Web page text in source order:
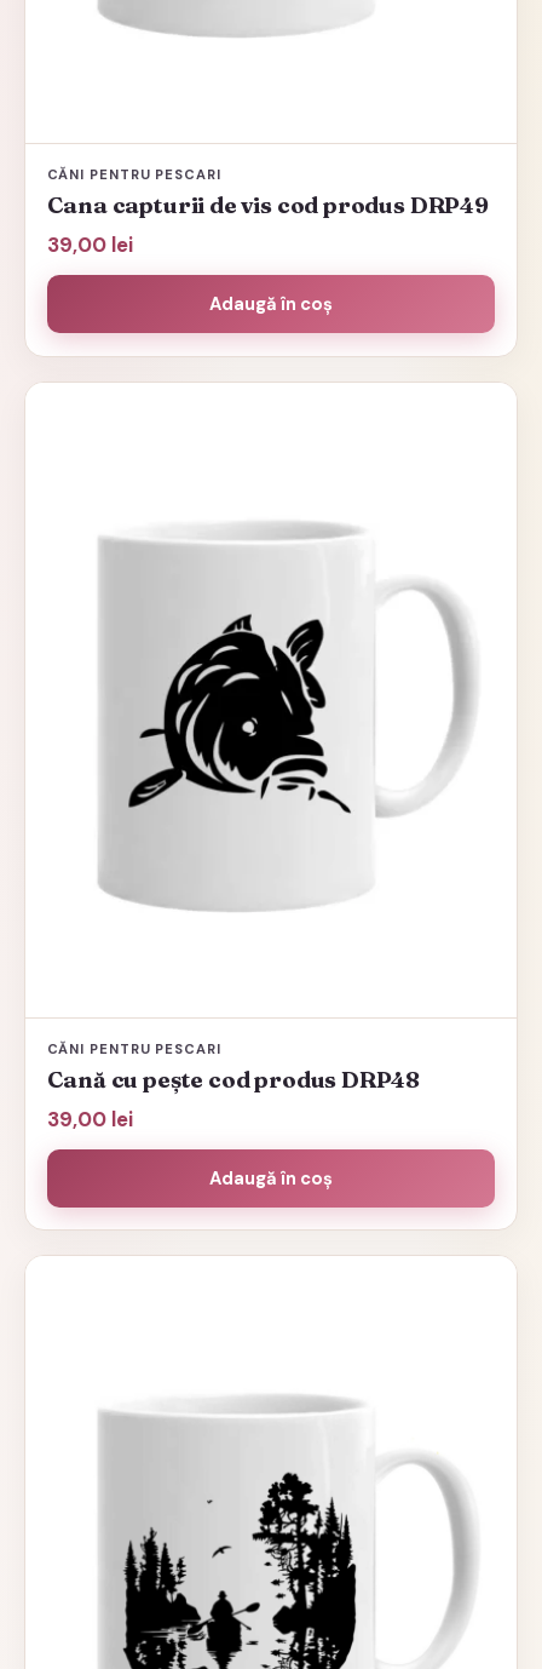
CĂNI PENTRU PESCARI
Cana capturii de vis cod produs DRP49
39,00 lei
Adaugă în coș
CĂNI PENTRU PESCARI
Cană cu pește cod produs DRP48
39,00 lei
Adaugă în coș